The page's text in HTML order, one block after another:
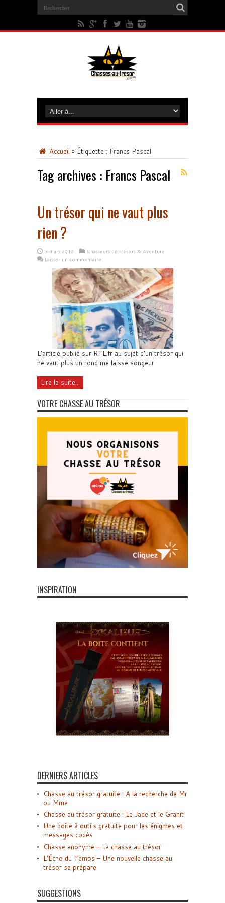
Accueil » Étiquette : Francs Pascal
Tag archives : Francs Pascal
Un trésor qui ne vaut plus
rien ?
3 mars 2012
Chasseurs de trésors & Aventure
Laisser un commentaire
L'article publié sur RTL.fr au sujet d'un trésor qui
ne vaut plus un rond me laisse songeur
Lire la suite...
VOTRE CHASSE AU TRÉSOR
INSPIRATION
DERNIERS ARTICLES
Chasse au trésor gratuite : A la recherche de Mr
ou Mme
Chasse au trésor gratuite : Le Jade et le Granit
Une boîte à outils gratuite pour les énigmes et
messages codés
Chasse anonyme – La chasse au trésor
L’Écho du Temps – Une nouvelle chasse au
trésor se prépare
SUGGESTIONS